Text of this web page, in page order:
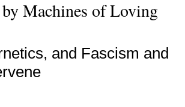
Machines of Loving
and Fascism and